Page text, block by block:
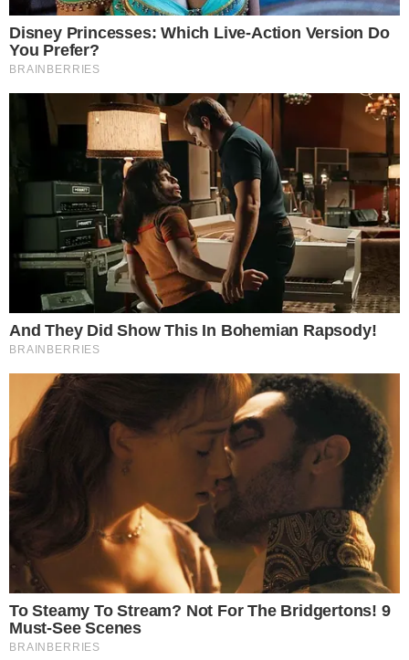
จัดเครื่องไหว้ทั้งหมดในถาด แล้วนำไปวางไว้
หน้าศาลทั้ง 2 ศาล จากนั้นสวดขอขมาดังนี้
ก่อนอื่นให้ตั้งนะโม 3 จบ จากนั้นกล่าวว่า
อิติสุคโต อะระหังพุทโธ นะโมพุทธายะ ปฐวีคงคา พระภุมมะเทวา ขะ
มามีหัง
ต่อมาให้อธิษฐานจิตว่า วันนี้ลูกจะทำความสะอาดบ้าน สิ่งใดที่ลูกเคย
ล่วงเกินพระภูมิเจ้าที่ คุณตาคุณย า ย ก็ขอโทษ สิ่งใดไม่ดี ก็ขอให้ไป
กับสิ่งไม่สะอาด ที่จะทำความสะอาดวันนี้ด้วยเถิด แล้วอธิษฐานขอพร